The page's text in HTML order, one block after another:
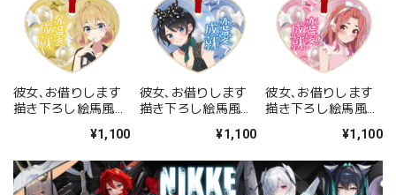
彼女､お借りします
描き下ろし絵馬風ス
¥1,100
彼女､お借りします
描き下ろし絵馬風ス
¥1,100
彼女､お借りします
描き下ろし絵馬風ス
¥1,100